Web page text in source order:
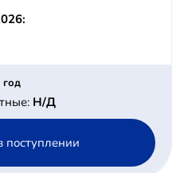
год
Н/Д